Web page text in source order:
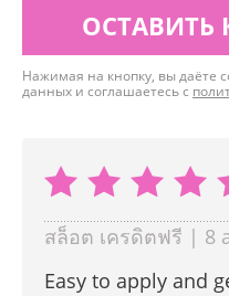
Нажимая на кнопку, вы даёте
данных и соглашаетесь с
สล็อต เครดิตฟรี | 8
Easy to apply and